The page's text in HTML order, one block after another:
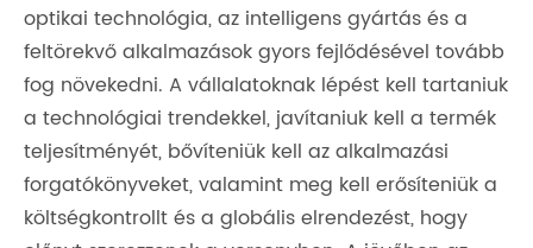
optikai technológia, az intelligens gyártás és a
feltörekvő alkalmazások gyors fejlődésével tovább
fog növekedni. A vállalatoknak lépést kell tartaniuk
a technológiai trendekkel, javítaniuk kell a termék
teljesítményét, bővíteniük kell az alkalmazási
forgatókönyveket, valamint meg kell erősíteniük a
költségkontrollt és a globális elrendezést, hogy